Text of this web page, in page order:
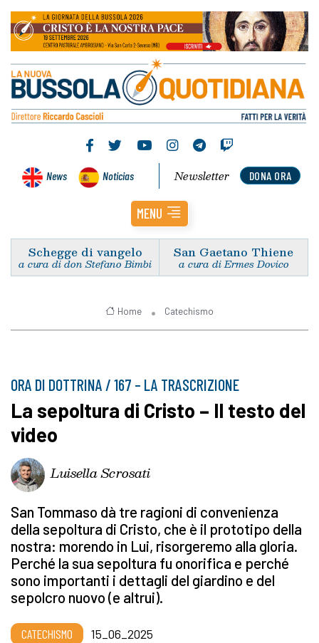
News Noticias DONA ORA
Newsletter
MENU
Schegge di vangelo
a cura di don Stefano Bimbi
San Gaetano Thiene
a cura di Ermes Dovico
Home Catechismo
ORA DI DOTTRINA / 167 – LA TRASCRIZIONE
La sepoltura di Cristo – Il testo del
video
Luisella Scrosati
San Tommaso dà tre ragioni di convenienza
della sepoltura di Cristo, che è il prototipo della
nostra: morendo in Lui, risorgeremo alla gloria.
Perché la sua sepoltura fu onorifica e perché
sono importanti i dettagli del giardino e del
sepolcro nuovo (e altrui).
CATECHISMO 15_06_2025